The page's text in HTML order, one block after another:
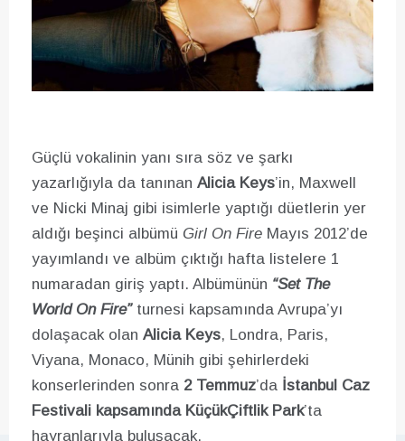
Güçlü vokalinin yanı sıra söz ve şarkı
yazarlığıyla da tanınan Alicia Keys’in, Maxwell
ve Nicki Minaj gibi isimlerle yaptığı düetlerin yer
aldığı beşinci albümü Girl On Fire Mayıs 2012’de
yayımlandı ve albüm çıktığı hafta listelere 1
numaradan giriş yaptı. Albümünün “Set The
World On Fire” turnesi kapsamında Avrupa’yı
dolaşacak olan Alicia Keys, Londra, Paris,
Viyana, Monaco, Münih gibi şehirlerdeki
konserlerinden sonra 2 Temmuz’da İstanbul Caz
Festivali kapsamında KüçükÇiftlik Park’ta
hayranlarıyla buluşacak.